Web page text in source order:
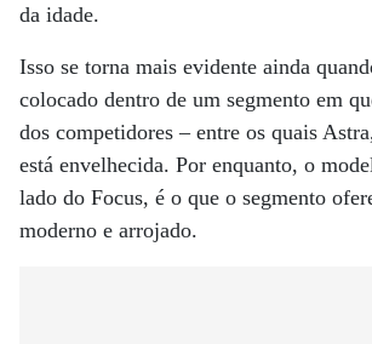
da idade.
Isso se torna mais evidente ainda
colocado dentro de um segmento em
dos competidores – entre os quais
está envelhecida. Por enquanto, o
lado do Focus, é o que o segmento
moderno e arrojado.